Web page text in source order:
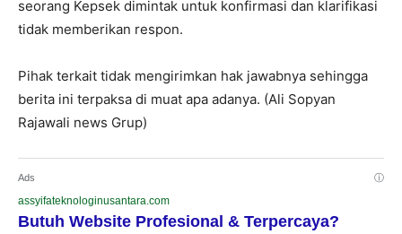
seorang Kepsek dimintak untuk konfirmasi dan klarifikasi
tidak memberikan respon.
Pihak terkait tidak mengirimkan hak jawabnya sehingga
berita ini terpaksa di muat apa adanya. (Ali Sopyan
Rajawali news Grup)
Ads ⓘ
assyifateknologinusantara.com
Butuh Website Profesional & Terpercaya?